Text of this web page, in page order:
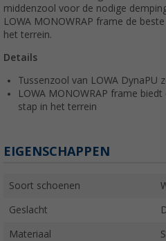
middenzool voor de nodige
LOWA MONOWRAP frame de
het terrein.
Details
Tussenzool van LOWA DynaPU
LOWA MONOWRAP frame
stap in het terrein
EIGENSCHAPPEN
Soort schoenen
Geslacht
Materiaal